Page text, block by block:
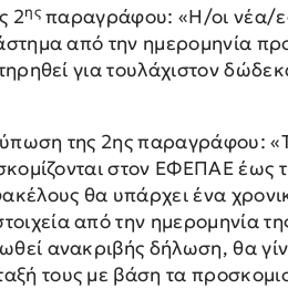
2ηςπαραγράφου: «Η/οι νέα/
από την ημερομηνία
για τουλάχιστον
της 2ης παραγράφου:
στον ΕΦΕΠΑΕ έως
θα υπάρχει ένα
από την ημερομηνία
ανακριβής δήλωση, θα
τους με βάση τα